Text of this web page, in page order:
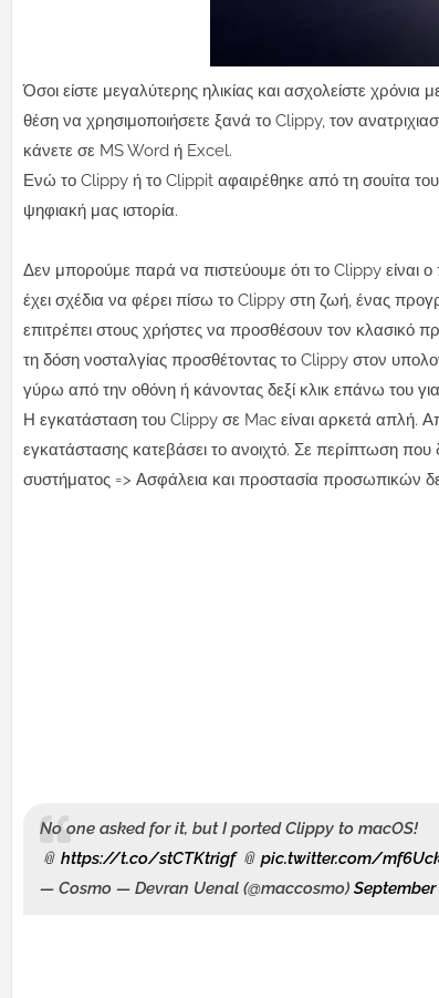
Όσοι είστε μεγαλύτερης ηλικίας και ασχολείστε
θέση να χρησιμοποιήσετε ξανά το Clippy, τον
κάνετε σε MS Word ή Excel.
Ενώ το Clippy ή το Clippit αφαιρέθηκε από τη σουίτα
ψηφιακή μας ιστορία.
Δεν μπορούμε παρά να πιστεύουμε ότι το Clippy
έχει σχέδια να φέρει πίσω το Clippy στη ζωή, ένας
επιτρέπει στους χρήστες να προσθέσουν τον
τη δόση νοσταλγίας προσθέτοντας το Clippy στον
γύρω από την οθόνη ή κάνοντας δεξί κλικ επάνω του
Η εγκατάσταση του Clippy σε Mac είναι αρκετά απλή.
εγκατάστασης κατεβάσει το ανοιχτό. Σε περίπτωση
συστήματος => Ασφάλεια και προστασία προσωπικών
No one asked for it, but I ported Clippy to macOS!
📎 https://t.co/stCTKtrigf📎 pic.twitter.com/
— Cosmo — Devran Uenal (@maccosmo) September